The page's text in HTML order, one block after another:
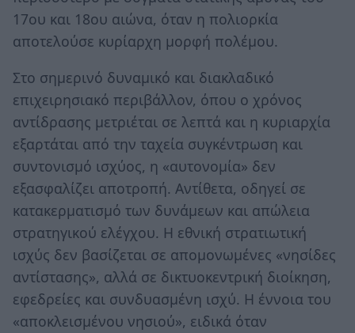
17ου και 18ου αιώνα, όταν η πολιορκία
αποτελούσε κυρίαρχη μορφή πολέμου.
Στο σημερινό δυναμικό και διακλαδικό
επιχειρησιακό περιβάλλον, όπου ο χρόνος
αντίδρασης μετριέται σε λεπτά και η κυριαρχία
εξαρτάται από την ταχεία συγκέντρωση και
συντονισμό ισχύος, η «αυτονομία» δεν
εξασφαλίζει αποτροπή. Αντίθετα, οδηγεί σε
κατακερματισμό των δυνάμεων και απώλεια
στρατηγικού ελέγχου. Η εθνική στρατιωτική
ισχύς δεν βασίζεται σε απομονωμένες «νησίδες
αντίστασης», αλλά σε δικτυοκεντρική διοίκηση,
εφεδρείες και συνδυασμένη ισχύ. Η έννοια του
«αποκλεισμένου νησιού», ειδικά όταν